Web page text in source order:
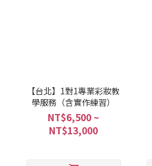
【台北】1對1專業彩妝教
學服務（含實作練習）
NT$6,500 ~
NT$13,000